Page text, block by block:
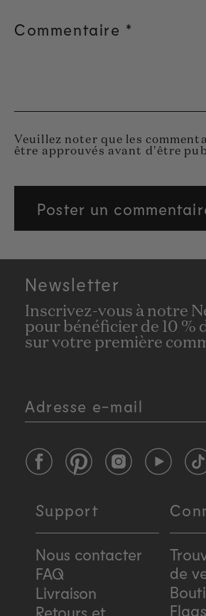
Commentaire *
Veuillez noter que les
être approuvés avant d'être
Newsletter
Inscrivez-vous à notre
pour bénéficier de 10 %
sur votre première
Adresse e-mail
FacebookPinterestInstagram
Support
Nous contacter
FAQ
Livraison
Retours et
de